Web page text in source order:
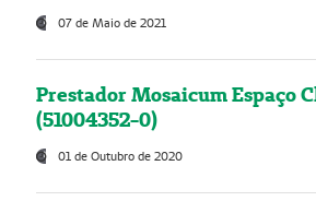
07 de Maio de 2021
Prestador Mosaicum Espaço
(51004352-0)
01 de Outubro de 2020